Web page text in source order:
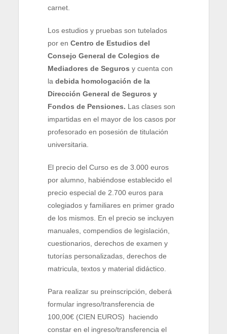
carnet.
Los estudios y pruebas son tutelados
por en Centro de Estudios del
Consejo General de Colegios de
Mediadores de Seguros y cuenta con
la debida homologación de la
Dirección General de Seguros y
Fondos de Pensiones. Las clases son
impartidas en el mayor de los casos por
profesorado en posesión de titulación
universitaria.
El precio del Curso es de 3.000 euros
por alumno, habiéndose establecido el
precio especial de 2.700 euros para
colegiados y familiares en primer grado
de los mismos. En el precio se incluyen
manuales, compendios de legislación,
cuestionarios, derechos de examen y
tutorías personalizadas, derechos de
matricula, textos y material didáctico.
Para realizar su preinscripción, deberá
formular ingreso/transferencia de
100,00€ (CIEN EUROS) haciendo
constar en el ingreso/transferencia el